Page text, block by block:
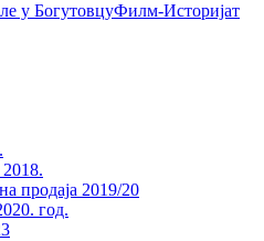
Филм-Историјат
продаја 2019/20
год.